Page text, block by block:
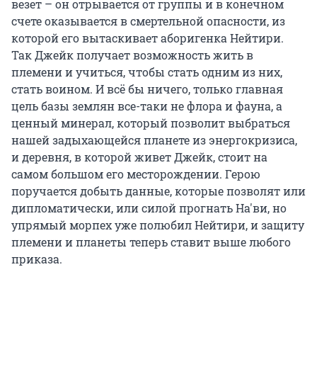
везет – он отрывается от группы и в конечном
счете оказывается в смертельной опасности, из
которой его вытаскивает аборигенка Нейтири.
Так Джейк получает возможность жить в
племени и учиться, чтобы стать одним из них,
стать воином. И всё бы ничего, только главная
цель базы землян все-таки не флора и фауна, а
ценный минерал, который позволит выбраться
нашей задыхающейся планете из энергокризиса,
и деревня, в которой живет Джейк, стоит на
самом большом его месторождении. Герою
поручается добыть данные, которые позволят или
дипломатически, или силой прогнать На'ви, но
упрямый морпех уже полюбил Нейтири, и защиту
племени и планеты теперь ставит выше любого
приказа.